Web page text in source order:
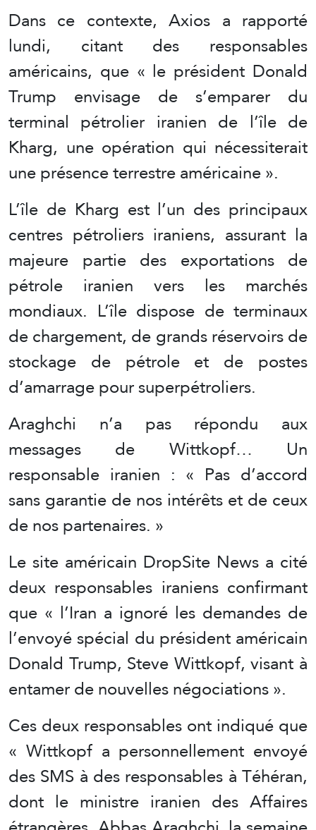
Dans ce contexte, Axios a rapporté
lundi, citant des responsables
américains, que « le président Donald
Trump envisage de s’emparer du
terminal pétrolier iranien de l’île de
Kharg, une opération qui nécessiterait
une présence terrestre américaine ».
L’île de Kharg est l’un des principaux
centres pétroliers iraniens, assurant la
majeure partie des exportations de
pétrole iranien vers les marchés
mondiaux. L’île dispose de terminaux
de chargement, de grands réservoirs de
stockage de pétrole et de postes
d’amarrage pour superpétroliers.
Araghchi n’a pas répondu aux
messages de Wittkopf… Un
responsable iranien : « Pas d’accord
sans garantie de nos intérêts et de ceux
de nos partenaires. »
Le site américain DropSite News a cité
deux responsables iraniens confirmant
que « l’Iran a ignoré les demandes de
l’envoyé spécial du président américain
Donald Trump, Steve Wittkopf, visant à
entamer de nouvelles négociations ».
Ces deux responsables ont indiqué que
« Wittkopf a personnellement envoyé
des SMS à des responsables à Téhéran,
dont le ministre iranien des Affaires